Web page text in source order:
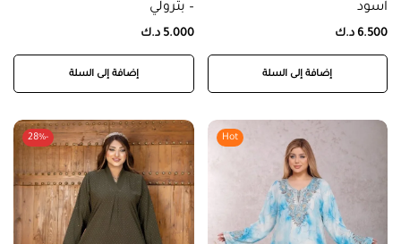
اسود
6.500 د.ك
إضافة إلى السلة
– بترولي
5.000 د.ك
إضافة إلى السلة
Hot
-28%